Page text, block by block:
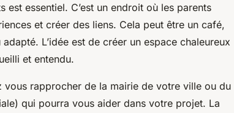
essentiel. C’est un endroit où les parents
et créer des liens. Cela peut être un café,
L’idée est de créer un espace chaleureux
et entendu.
rapprocher de la mairie de votre ville ou du
qui pourra vous aider dans votre projet. La